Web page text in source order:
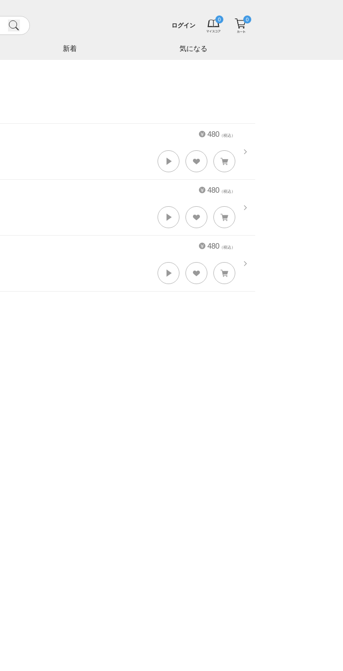
新着 気になる
ログイン
480 （税込）
480 （税込）
480 （税込）